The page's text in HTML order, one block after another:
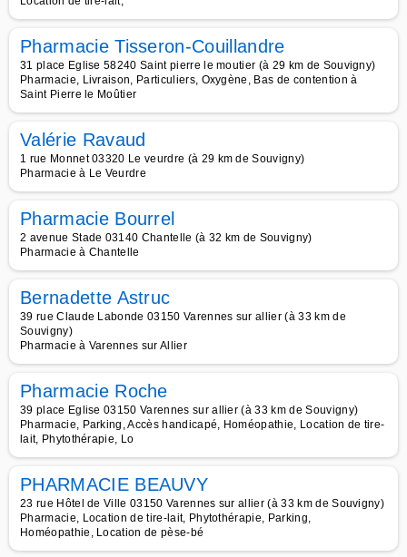
Pharmacie Tisseron-Couillandre
31 place Eglise 58240 Saint pierre le moutier (à 29 km de Souvigny)
Pharmacie, Livraison, Particuliers, Oxygène, Bas de contention à
Saint Pierre le Moûtier
Valérie Ravaud
1 rue Monnet 03320 Le veurdre (à 29 km de Souvigny)
Pharmacie à Le Veurdre
Pharmacie Bourrel
2 avenue Stade 03140 Chantelle (à 32 km de Souvigny)
Pharmacie à Chantelle
Bernadette Astruc
39 rue Claude Labonde 03150 Varennes sur allier (à 33 km de
Souvigny)
Pharmacie à Varennes sur Allier
Pharmacie Roche
39 place Eglise 03150 Varennes sur allier (à 33 km de Souvigny)
Pharmacie, Parking, Accès handicapé, Homéopathie, Location de tire-
lait, Phytothérapie, Lo
PHARMACIE BEAUVY
23 rue Hôtel de Ville 03150 Varennes sur allier (à 33 km de Souvigny)
Pharmacie, Location de tire-lait, Phytothérapie, Parking,
Homéopathie, Location de pèse-bé